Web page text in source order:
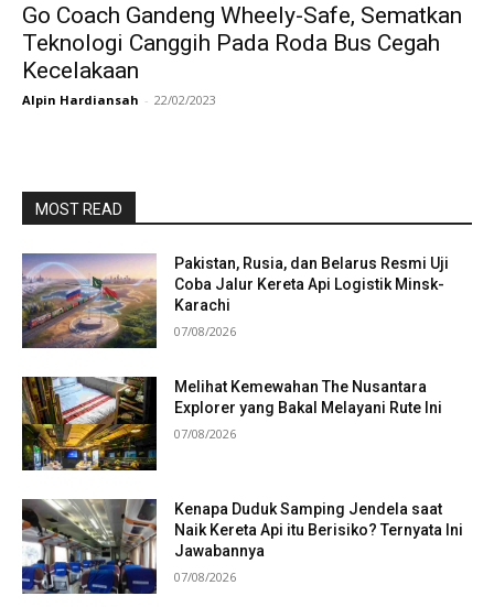
Go Coach Gandeng Wheely-Safe, Sematkan
Teknologi Canggih Pada Roda Bus Cegah
Kecelakaan
Alpin Hardiansah - 22/02/2023
MOST READ
Pakistan, Rusia, dan Belarus Resmi Uji
Coba Jalur Kereta Api Logistik Minsk-
Karachi
07/08/2026
Melihat Kemewahan The Nusantara
Explorer yang Bakal Melayani Rute Ini
07/08/2026
Kenapa Duduk Samping Jendela saat
Naik Kereta Api itu Berisiko? Ternyata Ini
Jawabannya
07/08/2026